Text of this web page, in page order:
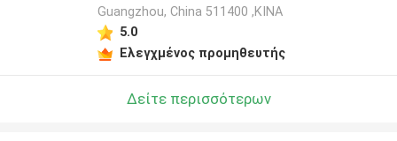
Guangzhou, China 511400 ,ΚΙΝΑ
5.0
Ελεγχμένος προμηθευτής
Δείτε περισσότερων